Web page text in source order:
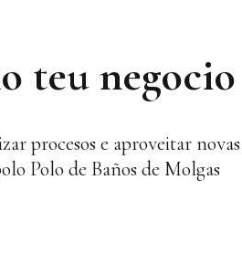
teu negocio
procesos e aproveitar novas
Polo de Baños de Molgas